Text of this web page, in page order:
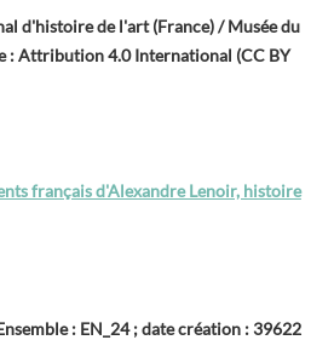
d'histoire de l'art (France) / Musée du
: Attribution 4.0 International (CC BY
français d'Alexandre Lenoir, histoire
: EN_24 ; date création : 39622